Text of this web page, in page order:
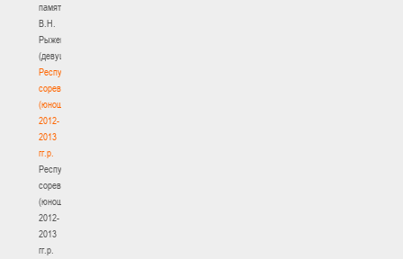
памяти
В.Н.
Рыженкова
(девушки)
Республиканские
соревнования
(юноши)
2012-
2013
гг.р.
Республиканские
соревнования
(юноши)
2012-
2013
гг.р.